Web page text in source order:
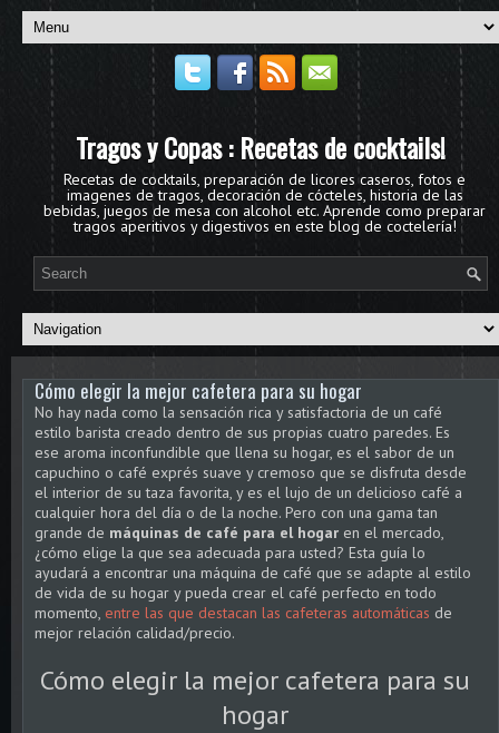
Tragos y Copas : Recetas de cocktails!
Recetas de cocktails, preparación de licores caseros, fotos e
imagenes de tragos, decoración de cócteles, historia de las
bebidas, juegos de mesa con alcohol etc. Aprende como preparar
tragos aperitivos y digestivos en este blog de coctelería!
Cómo elegir la mejor cafetera para su hogar
No hay nada como la sensación rica y satisfactoria de un café
estilo barista creado dentro de sus propias cuatro paredes. Es
ese aroma inconfundible que llena su hogar, es el sabor de un
capuchino o café exprés suave y cremoso que se disfruta desde
el interior de su taza favorita, y es el lujo de un delicioso café a
cualquier hora del día o de la noche. Pero con una gama tan
grande de máquinas de café para el hogar en el mercado,
¿cómo elige la que sea adecuada para usted? Esta guía lo
ayudará a encontrar una máquina de café que se adapte al estilo
de vida de su hogar y pueda crear el café perfecto en todo
momento, entre las que destacan las cafeteras automáticas de
mejor relación calidad/precio.
Cómo elegir la mejor cafetera para su
hogar